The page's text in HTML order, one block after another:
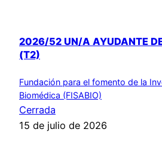
2026/52 UN/A AYUDANTE
(T2)
Fundación para el fomento de la
Biomédica (FISABIO)
Cerrada
15 de julio de 2026